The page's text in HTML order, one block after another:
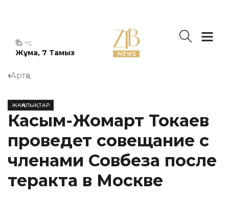
Жұма, 7 Тамыз
°C
Артқа
ЖАҢАЛЫҚТАР
Касым-Жомарт Токаев
проведет совещание с
членами Совбеза после
теракта в Москве